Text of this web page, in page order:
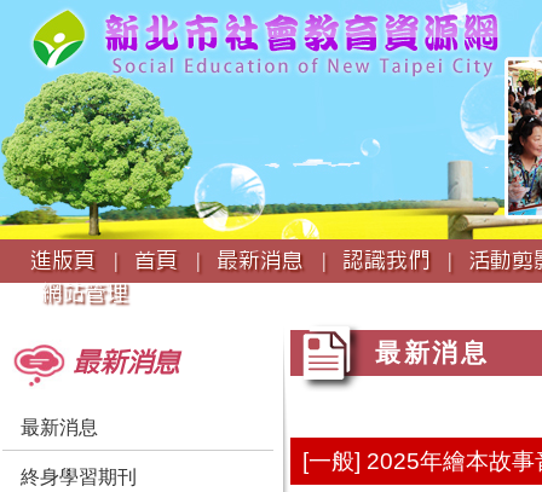
:::
進版頁 |
首頁 | 最新消息 | 認識我們 |
活動
網站管理
最新消息
最新消息
終身學習期刊
最新消息
[一般] 2025年繪本故